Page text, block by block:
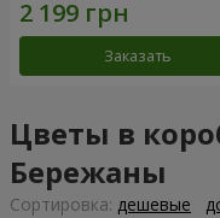
Заказать
Цветы в
Бережаны
Cортировка: дешевые